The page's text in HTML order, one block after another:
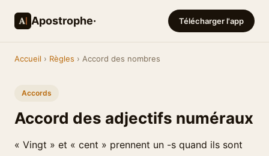
Apostrophe· Télécharger l'app
Accueil › Règles › Accord des nombres
Accords
Accord des adjectifs numéraux
« Vingt » et « cent » prennent un -s quand ils sont